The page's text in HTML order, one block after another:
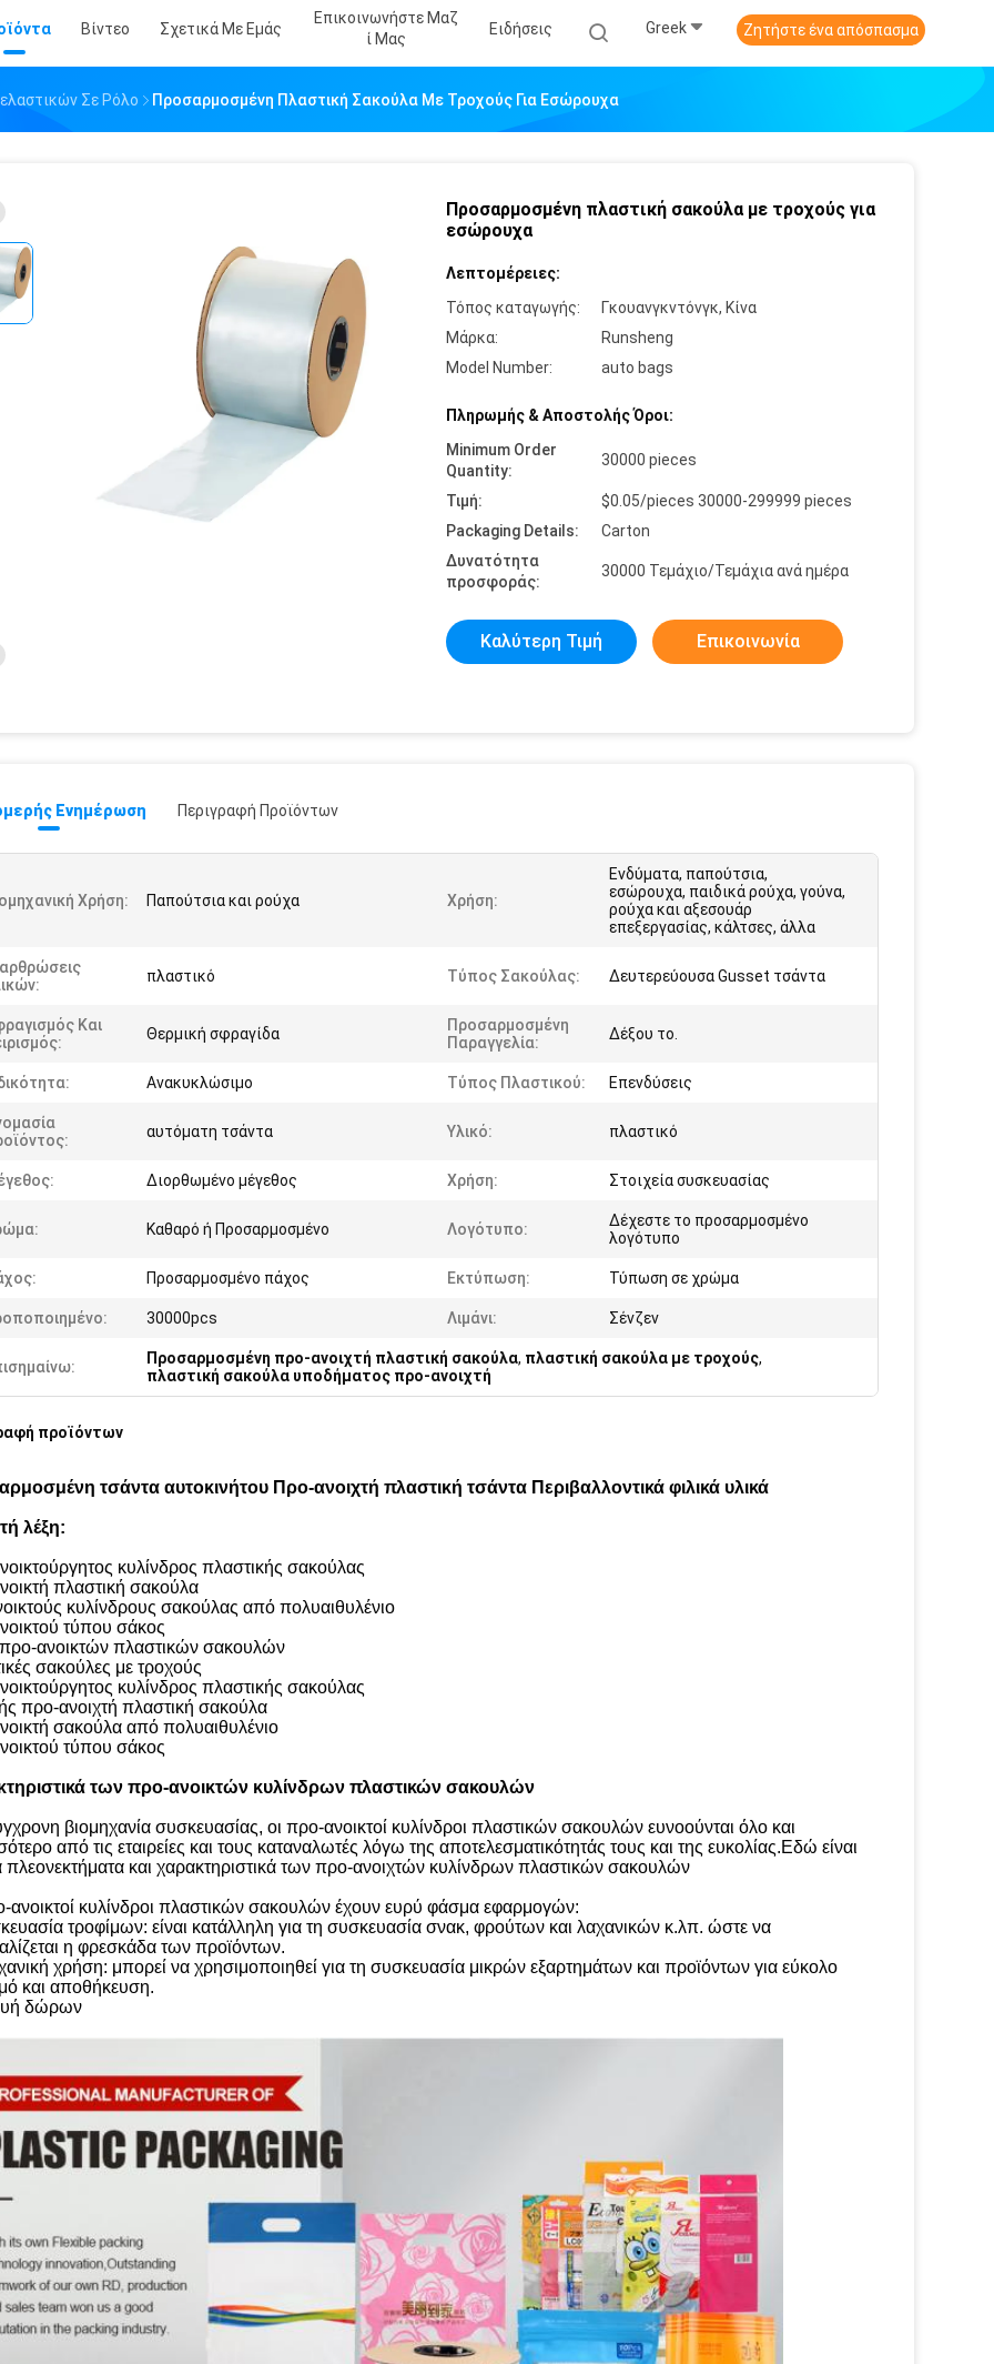
Βίντεο Σχετικά Με Εμάς
Επικοινωνήστε Μαζ
Ί Μας
Ειδήσεις Greek Ζητήστε ένα απόσπασμα
Σε Ρόλο Προσαρμοσμένη Πλαστική Σακούλα Με Τροχούς Για Εσώρουχα
Προσαρμοσμένη πλαστική σακούλα με τροχούς για
εσώρουχα
Λεπτομέρειες:
Τόπος καταγωγής:
Γκουανγκντόνγκ, Κίνα
Μάρκα:
Runsheng
Model Number:
auto bags
Πληρωμής & Αποστολής Όροι:
Minimum Order
Quantity:
30000 pieces
Τιμή:
$0.05/pieces 30000-299999 pieces
Packaging Details:
Carton
Δυνατότητα
προσφοράς:
30000 Τεμάχιο/Τεμάχια ανά ημέρα
Καλύτερη Τιμή Επικοινωνία
Ενημέρωση Περιγραφή Προϊόντων
Χρήση: Παπούτσια και ρούχα Χρήση:
Ενδύματα, παπούτσια,
εσώρουχα, παιδικά ρούχα, γούνα,
ρούχα και αξεσουάρ
επεξεργασίας, κάλτσες, άλλα
πλαστικό Τύπος Σακούλας: Δευτερεύουσα Gusset τσάντα
Και
Θερμική σφραγίδα
Προσαρμοσμένη
Παραγγελία:
Δέξου το.
Ανακυκλώσιμο Τύπος Πλαστικού: Επενδύσεις
αυτόματη τσάντα Υλικό: πλαστικό
Διορθωμένο μέγεθος Χρήση: Στοιχεία συσκευασίας
Καθαρό ή Προσαρμοσμένο Λογότυπο:
Δέχεστε το προσαρμοσμένο
λογότυπο
Προσαρμοσμένο πάχος Εκτύπωση: Τύπωση σε χρώμα
30000pcs Λιμάνι: Σένζεν
Προσαρμοσμένη προ-ανοιχτή πλαστική σακούλα, πλαστική σακούλα με τροχούς,
πλαστική σακούλα υποδήματος προ-ανοιχτή
προϊόντων
τσάντα αυτοκινήτου Προ-ανοιχτή πλαστική τσάντα Περιβαλλοντικά φιλικά υλικά
λέξη:
κυλίνδρος πλαστικής σακούλας
πλαστική σακούλα
κυλίνδρους σακούλας από πολυαιθυλένιο
τύπου σάκος
ανοικτών πλαστικών σακουλών
σακούλες με τροχούς
κυλίνδρος πλαστικής σακούλας
προ-ανοιχτή πλαστική σακούλα
σακούλα από πολυαιθυλένιο
τύπου σάκος
των προ-ανοικτών κυλίνδρων πλαστικών σακουλών
βιομηχανία συσκευασίας, οι προ-ανοικτοί κυλίνδροι πλαστικών σακουλών ευνοούνται όλο και
από τις εταιρείες και τους καταναλωτές λόγω της αποτελεσματικότητάς τους και της ευκολίας.Εδώ είναι
πλεονεκτήματα και χαρακτηριστικά των προ-ανοιχτών κυλίνδρων πλαστικών σακουλών
ανοικτοί κυλίνδροι πλαστικών σακουλών έχουν ευρύ φάσμα εφαρμογών:
τροφίμων: είναι κατάλληλη για τη συσκευασία σνακ, φρούτων και λαχανικών κ.λπ. ώστε να
η φρεσκάδα των προϊόντων.
χρήση: μπορεί να χρησιμοποιηθεί για τη συσκευασία μικρών εξαρτημάτων και προϊόντων για εύκολο
και αποθήκευση.
δώρων